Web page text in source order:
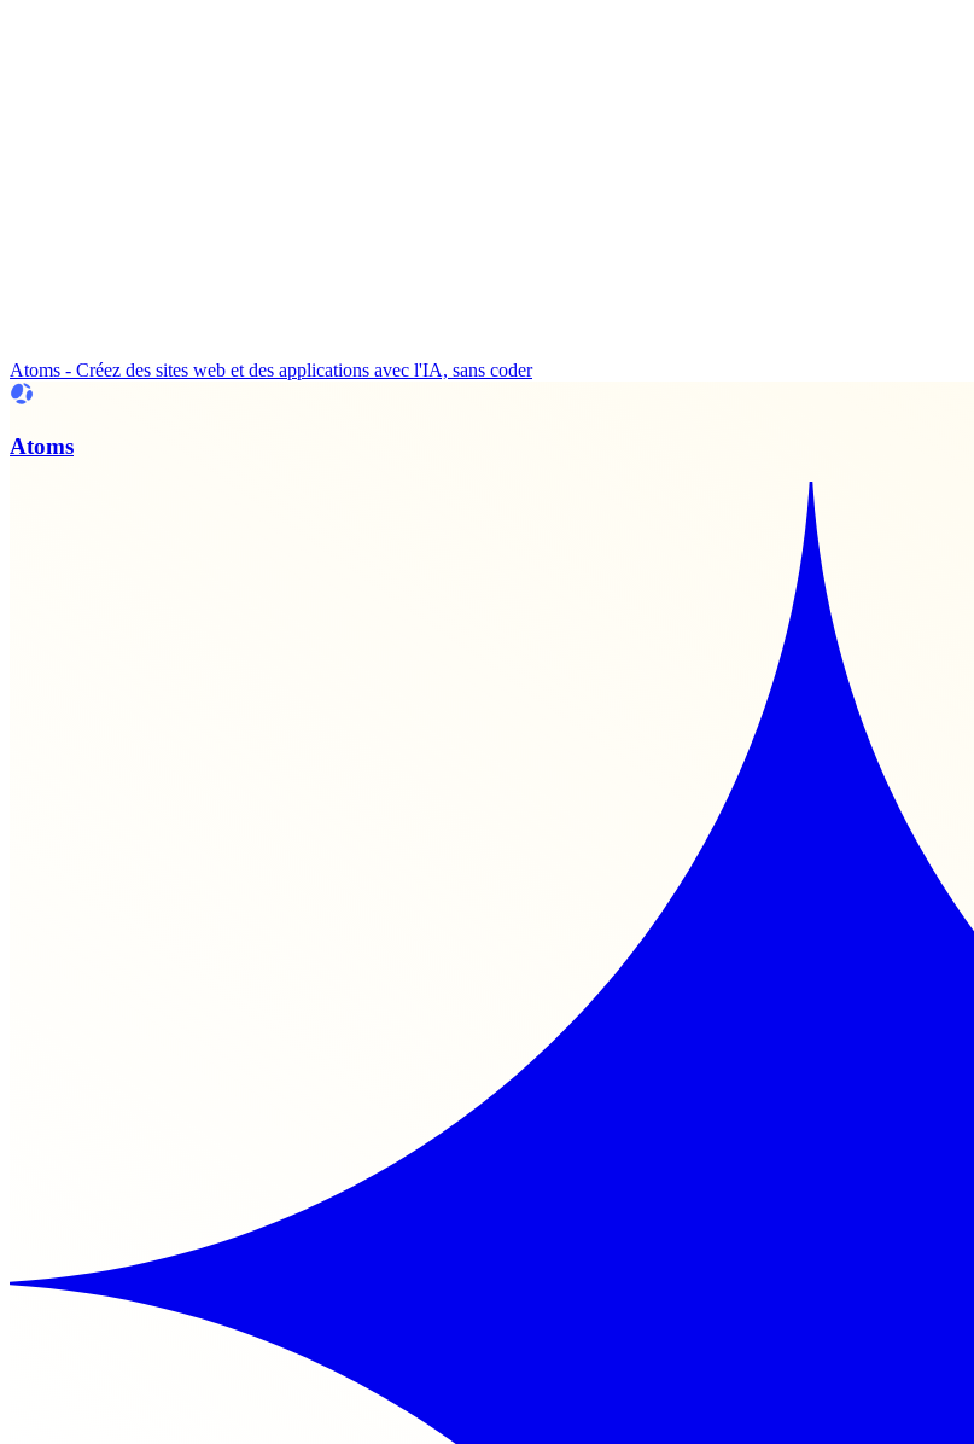
Atoms - Créez des sites web et des applications avec l'IA, sans coder
Atoms